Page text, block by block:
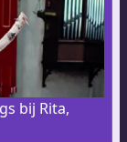
bij Rita,